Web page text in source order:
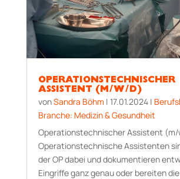
OPERATIONSTECHNISCHER
ASSISTENT (M/W/D)
vonSandra Böhm | 17.01.2024|
Branche: Medizin & Gesundheit
Operationstechnischer Assistent (m/
Operationstechnische Assistenten
der OP dabei und dokumentieren
Eingriffe ganz genau oder bereiten die